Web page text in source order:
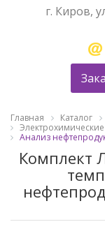
г. Киров,
Главная Каталог
Анализ
Комплект